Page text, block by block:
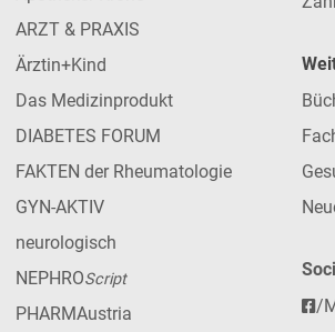
ARZT & PRAXIS
Ärztin+Kind
Das Medizinprodukt
DIABETES FORUM
FAKTEN der Rheumatologie
GYN-AKTIV
neurologisch
NEPHROScript
PHARMAustria
/